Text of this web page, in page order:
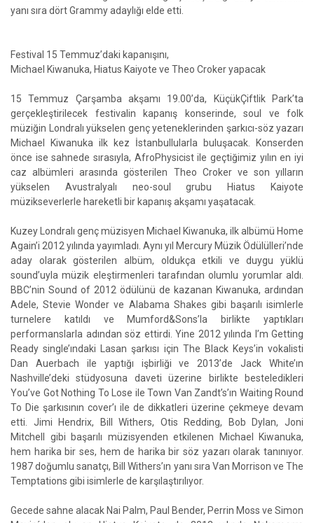
yanı sıra dört Grammy adaylığı elde etti.
Festival 15 Temmuz’daki kapanışını,
Michael Kiwanuka, Hiatus Kaiyote ve Theo Croker yapacak
15 Temmuz Çarşamba akşamı 19.00’da, KüçükÇiftlik Park’ta
gerçekleştirilecek festivalin kapanış konserinde, soul ve folk
müziğin Londralı yükselen genç yeteneklerinden şarkıcı-söz yazarı
Michael Kiwanuka ilk kez İstanbullularla buluşacak. Konserden
önce ise sahnede sırasıyla, AfroPhysicist ile geçtiğimiz yılın en iyi
caz albümleri arasında gösterilen Theo Croker ve son yılların
yükselen Avustralyalı neo-soul grubu Hiatus Kaiyote
müzikseverlerle hareketli bir kapanış akşamı yaşatacak.
Kuzey Londralı genç müzisyen Michael Kiwanuka, ilk albümü Home
Again’i 2012 yılında yayımladı. Aynı yıl Mercury Müzik Ödülülleri’nde
aday olarak gösterilen albüm, oldukça etkili ve duygu yüklü
sound’uyla müzik eleştirmenleri tarafından olumlu yorumlar aldı.
BBC’nin Sound of 2012 ödülünü de kazanan Kiwanuka, ardından
Adele, Stevie Wonder ve Alabama Shakes gibi başarılı isimlerle
turnelere katıldı ve Mumford&Sons’la birlikte yaptıkları
performanslarla adından söz ettirdi. Yine 2012 yılında I’m Getting
Ready single’ındaki Lasan şarkısı için The Black Keys’in vokalisti
Dan Auerbach ile yaptığı işbirliği ve 2013’de Jack White’ın
Nashville’deki stüdyosuna daveti üzerine birlikte besteledikleri
You’ve Got Nothing To Lose ile Town Van Zandt’s’ın Waiting Round
To Die şarkısının cover’ı ile de dikkatleri üzerine çekmeye devam
etti. Jimi Hendrix, Bill Withers, Otis Redding, Bob Dylan, Joni
Mitchell gibi başarılı müzisyenden etkilenen Michael Kiwanuka,
hem harika bir ses, hem de harika bir söz yazarı olarak tanınıyor.
1987 doğumlu sanatçı, Bill Withers’ın yanı sıra Van Morrison ve The
Temptations gibi isimlerle de karşılaştırılıyor.
Gecede sahne alacak Nai Palm, Paul Bender, Perrin Moss ve Simon